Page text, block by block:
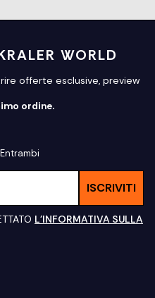
WORLD
offerte esclusive, preview
ordine.
Entrambi
ISCRIVITI
L'INFORMATIVA SULLA